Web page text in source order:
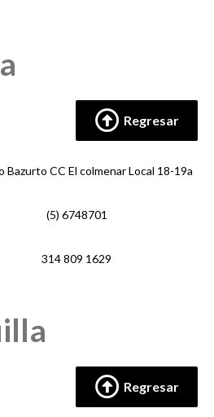
Regresar
Bazurto CC El colmenar Local 18-19a
(5) 6748701
314 809 1629
Regresar